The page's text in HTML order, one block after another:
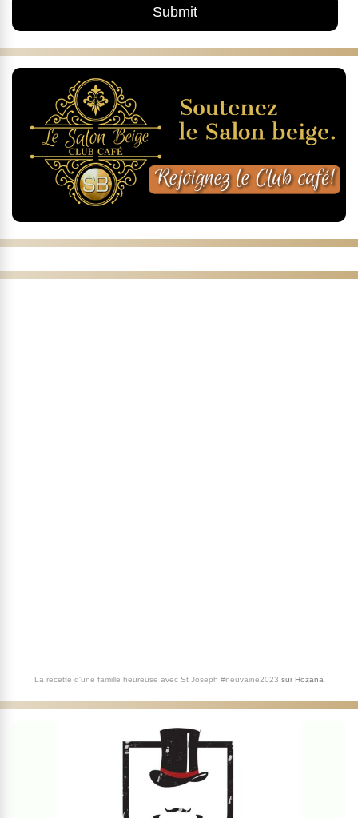
La recette d'une famille heureuse avec St Joseph #neuvaine2023 sur Hozana